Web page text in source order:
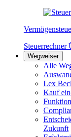
Steuerrechner
Wegweiser
Alle
Lex
Kauf
Zukunft